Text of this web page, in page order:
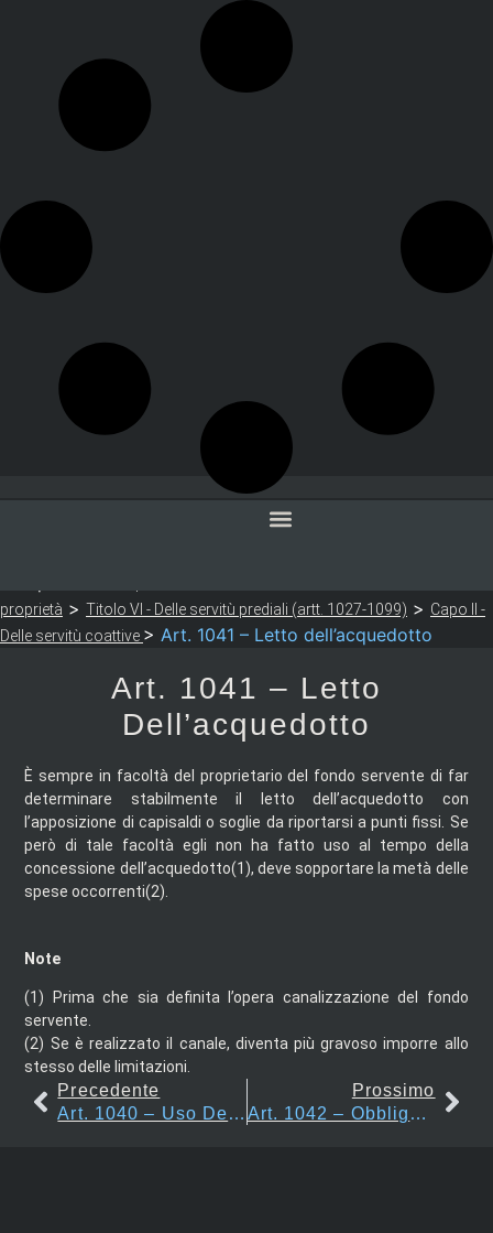
proprietà > Titolo VI - Delle servitù prediali (artt. 1027-1099) > Capo II -
Delle servitù coattive > Art. 1041 – Letto dell’acquedotto
Art. 1041 – Letto
Dell’acquedotto
È sempre in facoltà del proprietario del fondo servente di far
determinare stabilmente il letto dell’acquedotto con
l’apposizione di capisaldi o soglie da riportarsi a punti fissi. Se
però di tale facoltà egli non ha fatto uso al tempo della
concessione dell’acquedotto(1), deve sopportare la metà delle
spese occorrenti(2).
Note
(1)
Prima che sia definita l’opera canalizzazione del fondo
servente.
(2) Se è realizzato il canale, diventa più gravoso imporre allo
stesso delle limitazioni.
Precedente
Art. 1040 – Uso Dell’acquedotto
Prossimo
Art. 1042 – Obblighi Inerenti All’uso Di Corsi Contigui A Fondi Altrui